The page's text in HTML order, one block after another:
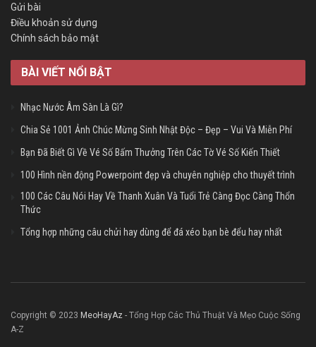
Gửi bài
Điều khoản sử dụng
Chính sách bảo mật
BÀI VIẾT NỔI BẬT
Nhạc Nước Âm Sàn Là Gì?
Chia Sẻ 1001 Ảnh Chúc Mừng Sinh Nhật Độc – Đẹp – Vui Và Miễn Phí
Bạn Đã Biết Gì Về Vé Số Bấm Thưởng Trên Các Tờ Vé Số Kiến Thiết
100 Hình nền động Powerpoint đẹp và chuyên nghiệp cho thuyết trình
100 Các Câu Nói Hay Về Thanh Xuân Và Tuổi Trẻ Càng Đọc Càng Thổn
Thức
Tổng hợp những câu chửi hay dùng để đá xéo bạn bè đểu hay nhất
Copyright © 2023 MeoHayAz - Tổng Hợp Các Thủ Thuật Và Mẹo Cuộc Sống
A-Z